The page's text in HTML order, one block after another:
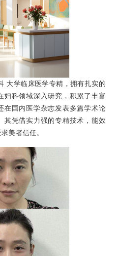
大学临床医学专精，拥有扎实的
妇科领域深入研究，积累了丰富
在国内医学杂志发表多篇学术论
其凭借实力强的专精技术，能效
美者信任。